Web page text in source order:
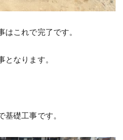
これで完了です。
となります。
基礎工事です。